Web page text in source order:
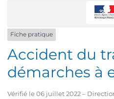
Fiche pratique
Accident du
démarches à
Vérifié le 06 juillet 2022 –